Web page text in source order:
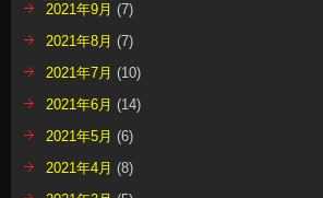
2021年9月 (7)
2021年8月 (7)
2021年7月 (10)
2021年6月 (14)
2021年5月 (6)
2021年4月 (8)